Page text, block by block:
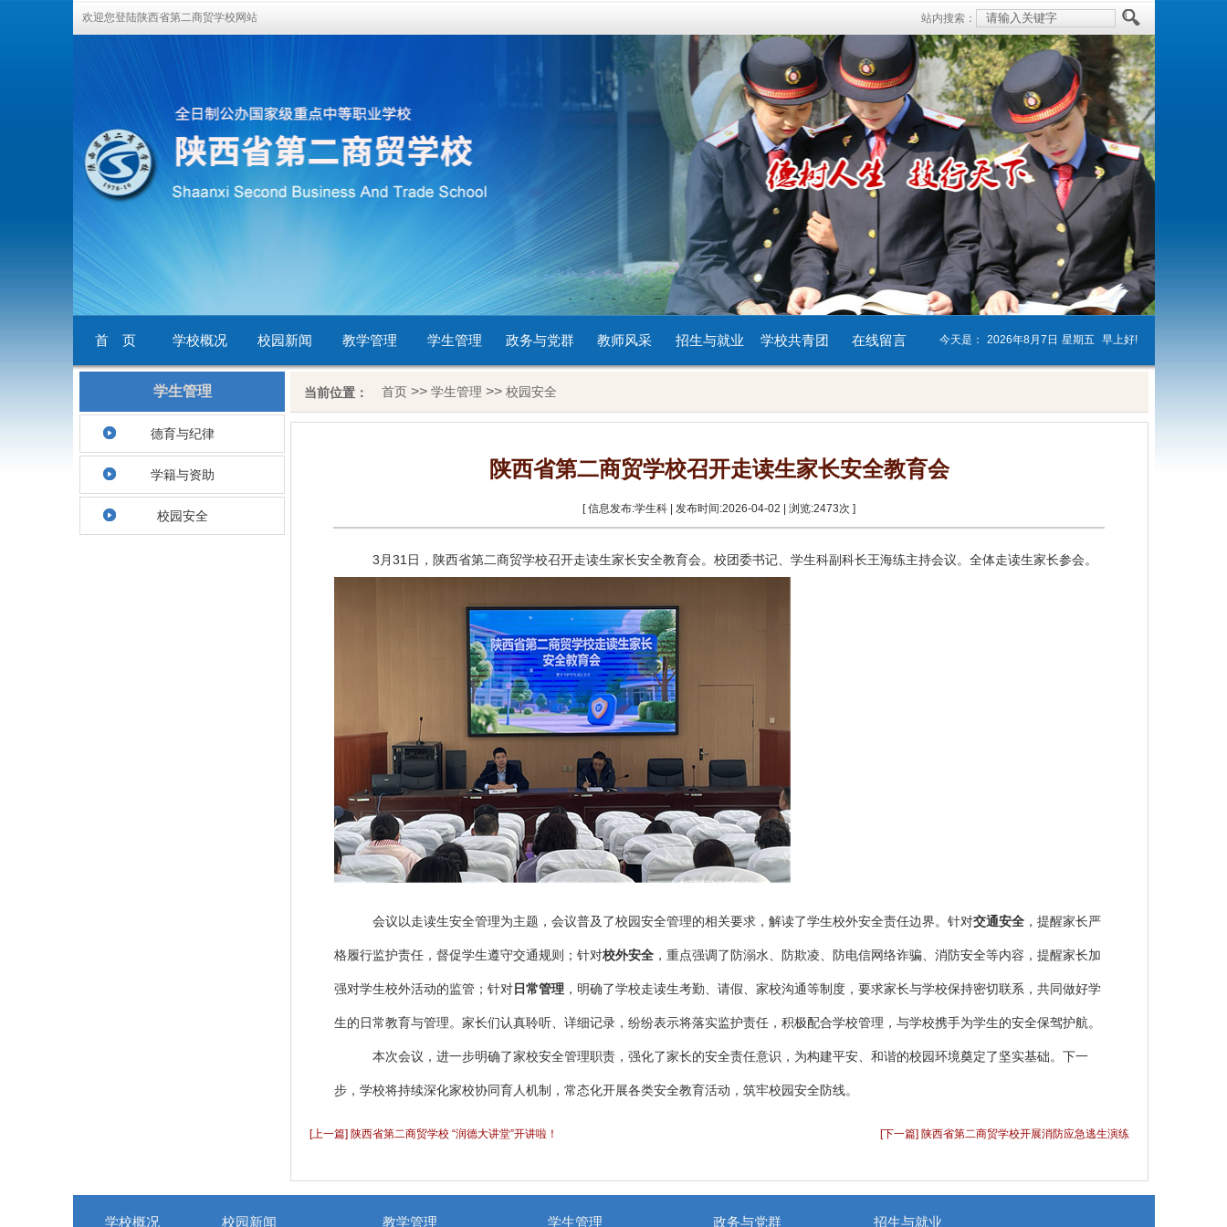
欢迎您登陆陕西省第二商贸学校网站 站内搜索：
1 2 3 4 5
首 页 学校概况 校园新闻 教学管理 学生管理 政务与党群 教师风采 招生与就业 学校共青团 在线留言 今天是： 2026年8月7日 星期五 早上好!
学生管理
德育与纪律
学籍与资助
校园安全
当前位置： 首页>> 学生管理 >> 校园安全
陕西省第二商贸学校召开走读生家长安全教育会
[ 信息发布:学生科 | 发布时间:2026-04-02 | 浏览:2473次 ]
3月31日，陕西省第二商贸学校召开走读生家长安全教育会。校团委书记、学生科副科长王海练主持会议。全体走读生家长参会。
会议以走读生安全管理为主题，会议普及了校园安全管理的相关要求，解读了学生校外安全责任边界。针对交通安全 ，提醒家长严
格履行监护责任，督促学生遵守交通规则；针对校外安全，重点强调了防溺水、防欺凌、防电信网络诈骗、消防安全等内容，提醒家长加
强对学生校外活动的监管；针对日常管理，明确了学校走读生考勤、请假、家校沟通等制度，要求家长与学校保持密切联系，共同做好学
生的日常教育与管理。家长们认真聆听、详细记录，纷纷表示将落实监护责任，积极配合学校管理，与学校携手为学生的安全保驾护航。
本次会议，进一步明确了家校安全管理职责，强化了家长的安全责任意识，为构建平安、和谐的校园环境奠定了坚实基础。下一
步，学校将持续深化家校协同育人机制，常态化开展各类安全教育活动，筑牢校园安全防线。
[上一篇] 陕西省第二商贸学校 “润德大讲堂”开讲啦！ [下一篇] 陕西省第二商贸学校开展消防应急逃生演练
学校概况 校园新闻 教学管理 学生管理 政务与党群 招生与就业